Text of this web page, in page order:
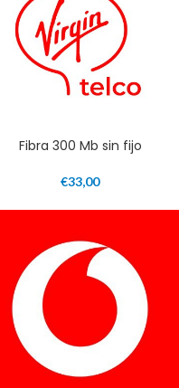
Fibra 300 Mb sin fijo
€33,00